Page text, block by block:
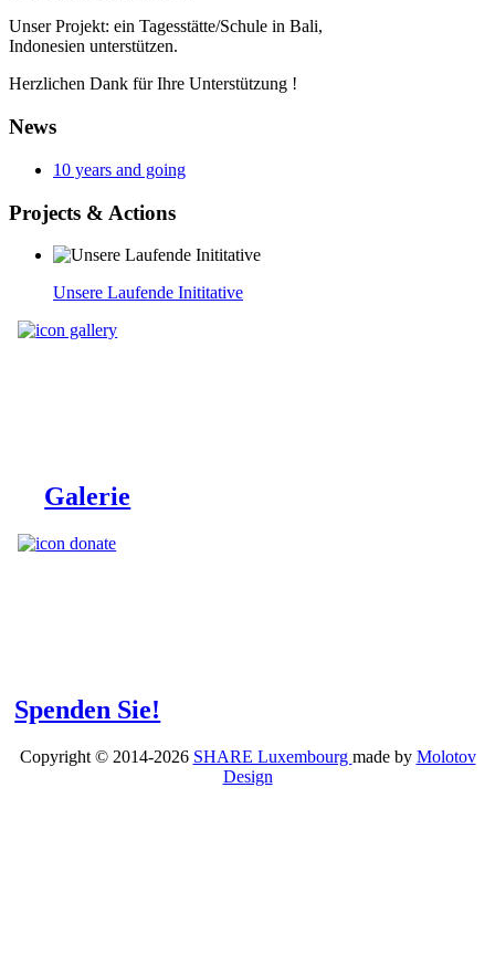
Unser Projekt: ein Tagesstätte/Schule in Bali,
Indonesien unterstützen.
Herzlichen Dank für Ihre Unterstützung !
News
10 years and going
Projects & Actions
Unsere Laufende Inititative
Galerie
Spenden Sie!
Copyright © 2014-2026 SHARE Luxembourg made by Molotov
Design